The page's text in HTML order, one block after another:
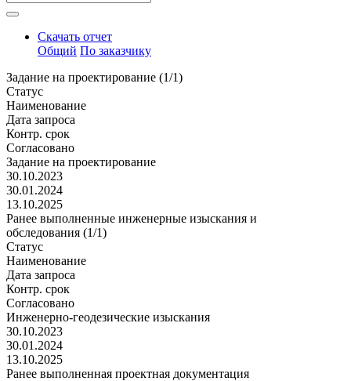
Скачать отчет
Общий По заказчику
Задание на проектирование (1/1)
Статус
Наименование
Дата запроса
Контр. срок
Согласовано
Задание на проектирование
30.10.2023
30.01.2024
13.10.2025
Ранее выполненные инженерные изыскания и
обследования (1/1)
Статус
Наименование
Дата запроса
Контр. срок
Согласовано
Инженерно-геодезические изыскания
30.10.2023
30.01.2024
13.10.2025
Ранее выполненная проектная документация